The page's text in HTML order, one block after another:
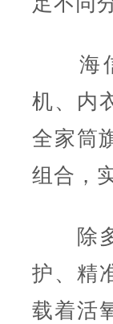
海信
机、内
全家筒
组合，
除多
护、精
载着活